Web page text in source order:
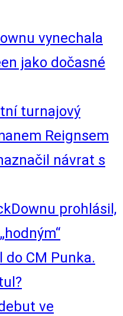
vynechala
jako dočasné
turnajový
Reignsem
návrat s
prohlásil,
do CM Punka.
ve